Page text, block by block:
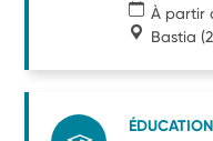
À partir
Bastia